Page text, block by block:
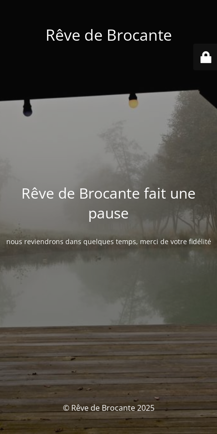
Rêve de Brocante
Rêve de Brocante fait une
pause
nous reviendrons dans quelques temps, merci de votre fidélité
© Rêve de Brocante 2025